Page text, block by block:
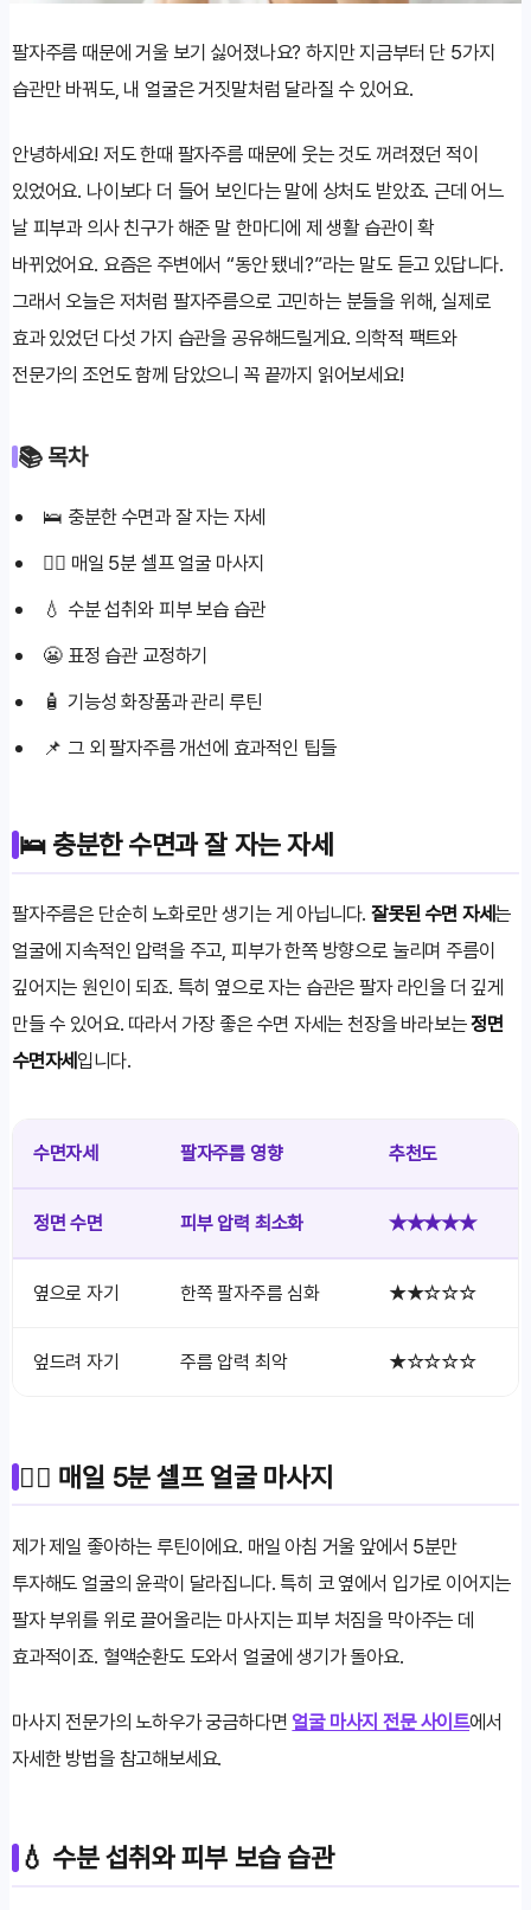
팔자주름 때문에 거울 보기 싫어졌나요? 하지만 지금부터 단 5가지
습관만 바꿔도, 내 얼굴은 거짓말처럼 달라질 수 있어요.
안녕하세요! 저도 한때 팔자주름 때문에 웃는 것도 꺼려졌던 적이
있었어요. 나이보다 더 들어 보인다는 말에 상처도 받았죠. 근데 어느
날 피부과 의사 친구가 해준 말 한마디에 제 생활 습관이 확
바뀌었어요. 요즘은 주변에서 “동안 됐네?”라는 말도 듣고 있답니다.
그래서 오늘은 저처럼 팔자주름으로 고민하는 분들을 위해, 실제로
효과 있었던 다섯 가지 습관을 공유해드릴게요. 의학적 팩트와
전문가의 조언도 함께 담았으니 꼭 끝까지 읽어보세요!
📚 목차
🛌 충분한 수면과 잘 자는 자세
💆‍♀️ 매일 5분 셀프 얼굴 마사지
💧 수분 섭취와 피부 보습 습관
😬 표정 습관 교정하기
🧴 기능성 화장품과 관리 루틴
📌 그 외 팔자주름 개선에 효과적인 팁들
🛌 충분한 수면과 잘 자는 자세
팔자주름은 단순히 노화로만 생기는 게 아닙니다.잘못된 수면 자세는
얼굴에 지속적인 압력을 주고, 피부가 한쪽 방향으로 눌리며 주름이
깊어지는 원인이 되죠. 특히 옆으로 자는 습관은 팔자 라인을 더 깊게
만들 수 있어요. 따라서 가장 좋은 수면 자세는 천장을 바라보는정면
수면자세입니다.
수면자세 팔자주름 영향 추천도
정면 수면 피부 압력 최소화 ★★★★★
옆으로 자기 한쪽 팔자주름 심화 ★★☆☆☆
엎드려 자기 주름 압력 최악 ★☆☆☆☆
💆‍♀️ 매일 5분 셀프 얼굴 마사지
제가 제일 좋아하는 루틴이에요. 매일 아침 거울 앞에서 5분만
투자해도 얼굴의 윤곽이 달라집니다. 특히 코 옆에서 입가로 이어지는
팔자 부위를 위로 끌어올리는 마사지는 피부 처짐을 막아주는 데
효과적이죠. 혈액순환도 도와서 얼굴에 생기가 돌아요.
마사지 전문가의 노하우가 궁금하다면 얼굴 마사지 전문 사이트에서
자세한 방법을 참고해보세요.
💧 수분 섭취와 피부 보습 습관